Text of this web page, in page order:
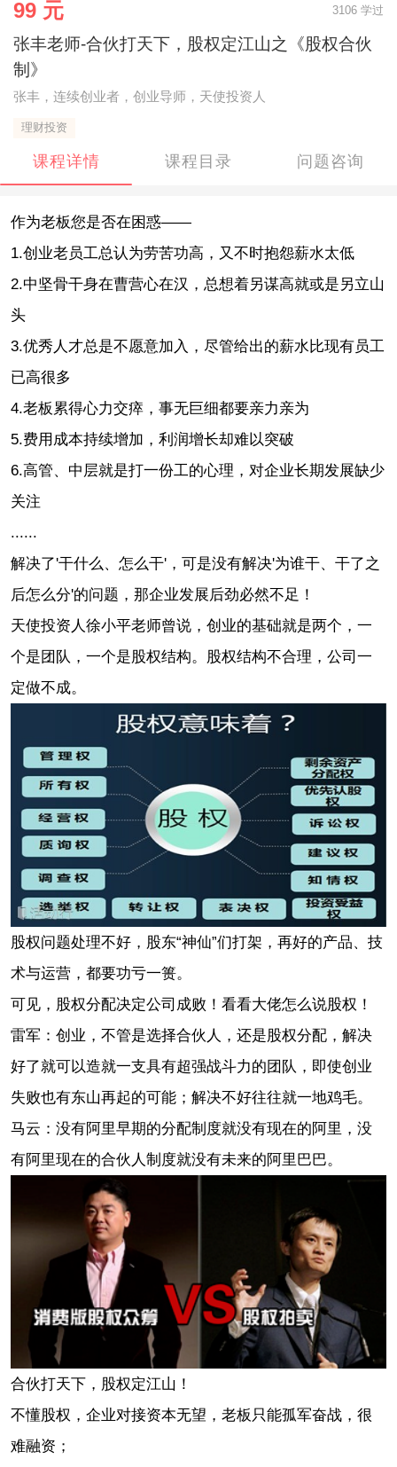
99 元 3106 学过
张丰老师-合伙打天下，股权定江山之《股权合伙
制》
张丰，连续创业者，创业导师，天使投资人
理财投资
课程详情 课程目录 问题咨询
作为老板您是否在困惑——
1.创业老员工总认为劳苦功高，又不时抱怨薪水太低
2.中坚骨干身在曹营心在汉，总想着另谋高就或是另立山
头
3.优秀人才总是不愿意加入，尽管给出的薪水比现有员工
已高很多
4.老板累得心力交瘁，事无巨细都要亲力亲为
5.费用成本持续增加，利润增长却难以突破
6.高管、中层就是打一份工的心理，对企业长期发展缺少
关注
......
解决了'干什么、怎么干'，可是没有解决'为谁干、干了之
后怎么分'的问题，那企业发展后劲必然不足！
天使投资人徐小平老师曾说，创业的基础就是两个，一
个是团队，一个是股权结构。股权结构不合理，公司一
定做不成。
股权问题处理不好，股东“神仙”们打架，再好的产品、技
术与运营，都要功亏一篑。
可见，股权分配决定公司成败！看看大佬怎么说股权！
雷军：创业，不管是选择合伙人，还是股权分配，解决
好了就可以造就一支具有超强战斗力的团队，即使创业
失败也有东山再起的可能；解决不好往往就一地鸡毛。
马云：没有阿里早期的分配制度就没有现在的阿里， 没
有阿里现在的合伙人制度就没有未来的阿里巴巴。
合伙打天下，股权定江山！
不懂股权，企业对接资本无望，老板只能孤军奋战，很
难融资；